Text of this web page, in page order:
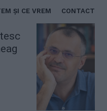
ȘI CE VREM CONTACT